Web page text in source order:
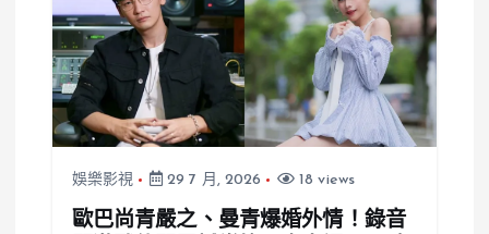
娛樂影視 29 7 月, 2026 18 views
歐巴尚青嚴之、曼青爆婚外情！錄音